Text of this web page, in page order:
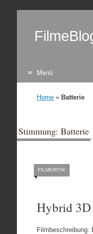
Menü
Home» Batterie
Stimmung: Batterie
FILMKRITIK
Hybrid
Filmbeschreibung: